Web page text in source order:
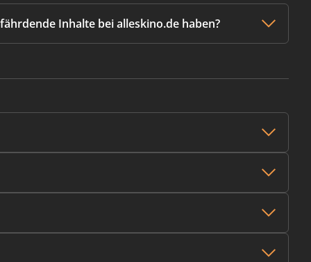
Inhalte bei alleskino.de haben?